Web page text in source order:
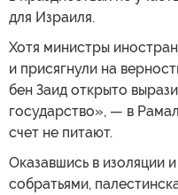
для Израиля.
Хотя министры
и присягнули на
бен Заид открыто
государство», — в
счет не питают.
Оказавшись в изоляции
собратьями,